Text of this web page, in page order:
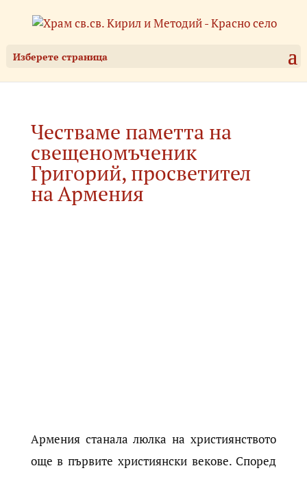
Изберете страница
Честваме паметта на
свещеномъченик
Григорий, просветител
на Армения
Армения станала люлка на християнството
още в първите християнски векове. Според